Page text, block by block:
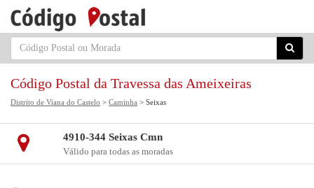
Código Postal da Travessa das Ameixeiras
Distrito de Viana do Castelo > Caminha > Seixas
4910-344 Seixas Cmn
Válido para todas as moradas